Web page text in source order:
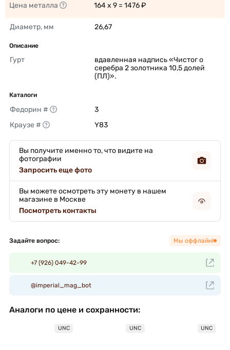
Цена металла 164 x 9 = 1476 ₽
Диаметр, мм 26,67
Описание
Гурт
вдавленная надпись «Чистог о
серебра 2 золотника 10,5 долей
(ПЛ)».
Каталоги
Федорин #
3
Краузе #
Y83
Вы получите именно то, что видите на
фотографии
Запросить еще фото
Вы можете осмотреть эту монету в нашем
магазине в Москве
Посмотреть контакты
Задайте вопрос: Мы оффлайн!
+7 (926) 049-42-99
@imperial_mag_bot
Аналоги по цене и сохранности:
UNC UNC UNC